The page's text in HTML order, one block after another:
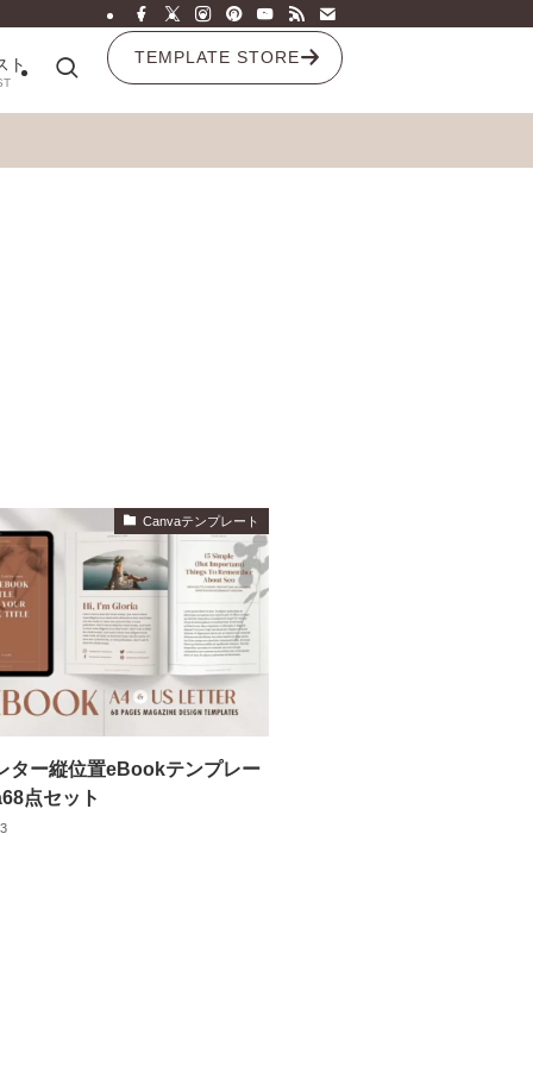
ト TEMPLATE STORE
Canvaテンプレート
ター縦位置eBookテンプレー
点セット